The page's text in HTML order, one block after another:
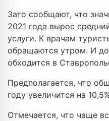
Зато сообщают, что
2021 года вырос
услуги. К врачам
обращаются утром. И
обходится в
Предполагается, что
году увеличится на
Отмечается, что чаще